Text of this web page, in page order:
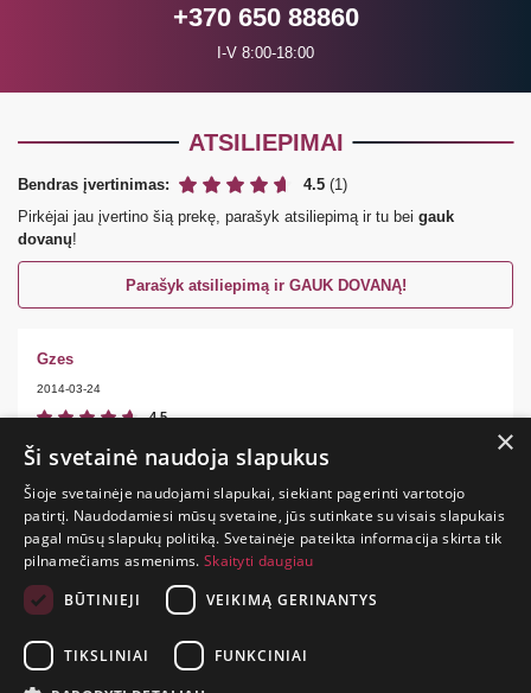
+370 650 88860
I-V 8:00-18:00
ATSILIEPIMAI
Bendras įvertinimas: 4.5 (1)
Pirkėjai jau įvertino šią prekę, parašyk atsiliepimą ir tu bei gauk
dovanų!
Parašyk atsiliepimą ir GAUK DOVANĄ!
Gzes
2014-03-24
4.5
labai sexy
GYVENIMAS
TRUMPAS.
PATIRK
NUOTYKĮ.
+370 650 88860
×
Ši svetainė naudoja slapukus
Šioje svetainėje naudojami slapukai, siekiant pagerinti vartotojo
patirtį. Naudodamiesi mūsų svetaine, jūs sutinkate su visais slapukais
pagal mūsų slapukų politiką. Svetainėje pateikta informacija skirta tik
pilnamečiams asmenims. Skaityti daugiau
BŪTINIEJI
VEIKIMĄ GERINANTYS
TIKSLINIAI FUNKCINIAI